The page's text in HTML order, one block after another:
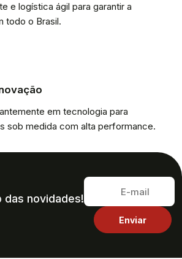
e logística ágil para garantir a
todo o Brasil.
em tecnologia para
sob medida com alta performance.
das novidades!